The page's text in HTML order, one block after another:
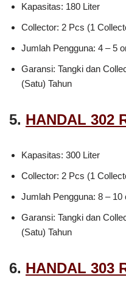
Kapasitas: 180 Liter
Collector: 2 Pcs (1
Jumlah Pengguna: 4 – 5
Garansi: Tangki dan
(Satu) Tahun
5. HANDAL 302
Kapasitas: 300 Liter
Collector: 2 Pcs (1
Jumlah Pengguna: 8 – 10
Garansi: Tangki dan
(Satu) Tahun
6. HANDAL 303